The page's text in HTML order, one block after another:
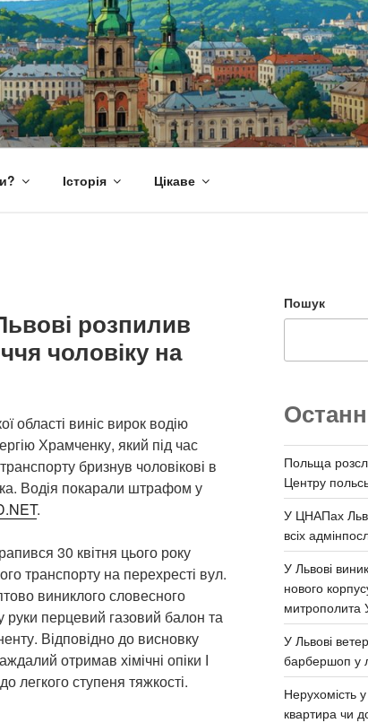
Історія Цікаве
розпилив
чоловіку на
області виніс вирок водію
Храмченку, який під час
бризнув чоловікові в
Водія покарали штрафом у
.
30 квітня цього року
транспорту на перехресті вул.
виниклого словесного
руки перцевий газовий балон та
Відповідно до висновку
отримав хімічні опіки І
легкого ступеня тяжкості.
Пошук
Польща
Центру
У ЦНАПах
всіх
У Львові
нового
У Львові
барбершоп у
Нерухомість
квартира чи